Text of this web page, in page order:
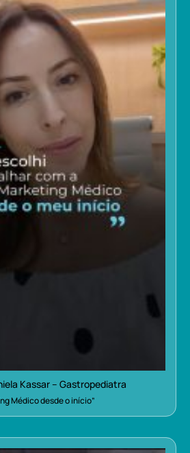
Kassar – Gastropediatra
Médico desde o início”